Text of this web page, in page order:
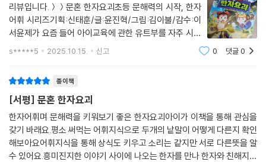
리뷰입니다.＞＞문혼 한자요괴초등 문해력의 시작, 한자
어휘 시리즈기획:신태훈/글:윤진혁/그림:김이불/감수:이
서윤제가 요즘 들어 아이교육에 관한 유트부를 자주 시청
하는데 아이 학습습관 잡아주기가 중요하다고 하고 꼭 빠
s*****5 2025.10.15. 신고 0 댓글0
종이책
[서평] 문혼 한자요괴
한자어휘며 문해력을 키워보기 좋은 한자요괴아이가 이책을 통해 관심을
갖기 바래요.평소 써먹는 어휘지식으로 두개의 낱말이 어떻게 다른지 확인
해보아요어휘지식을 통해 상식도 키우고 소리는 같지만 서로 다른뜻을 알
수 있어요.흥미진지한 이야기 사이에 나오는 한자를 만나 한자와 친해지고